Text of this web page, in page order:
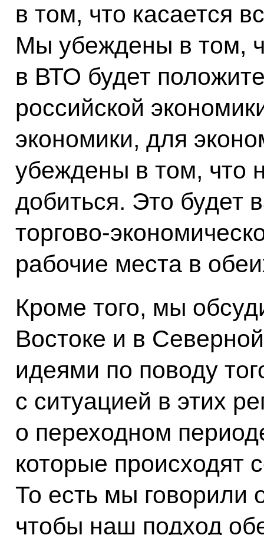
в том, что касается
Мы убеждены в том,
в ВТО будет
российской
экономики, для
убеждены в том, что
добиться. Это будет
торгово-
рабочие места в
Кроме того, мы
Востоке и в
идеями по поводу
с ситуацией в этих
о переходном
которые происходят
То есть мы говорили
чтобы наш подход